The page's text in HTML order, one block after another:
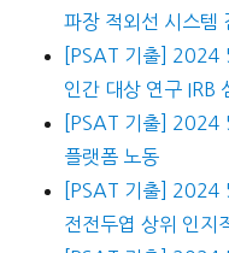
파장 적외선 시스템
[PSAT 기출] 2024
인간 대상 연구 IRB
[PSAT 기출] 2024
플랫폼 노동
[PSAT 기출] 2024
전전두엽 상위 인지